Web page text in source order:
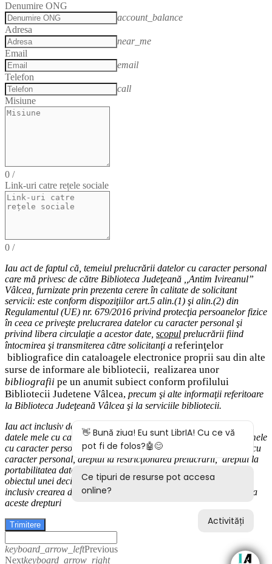
Denumire ONG
account_balance
Adresa
near_me
Email
email
Telefon
call
Misiune
0 /
Link-uri catre rețele sociale
0 /
Iau act de faptul că, temeiul prelucrării datelor cu caracter personal
care mă privesc de către Biblioteca Judeţeană ,,Antim Ivireanul”
Vâlcea, furnizate prin prezenta cerere în calitate de solicitant
servicii: este conform dispoziţiilor art.5 alin.(1) şi alin.(2) din
Regulamentul (UE) nr. 679/2016 privind protecţia persoanelor fizice
în ceea ce priveşte prelucrarea datelor cu caracter personal şi
privind libera circulaţie a acestor date, scopul prelucrării fiind
întocmirea şi transmiterea către solicitanţi a referinţelor
bibliografice din cataloagele electronice proprii sau din alte
surse de informare ale bibliotecii, realizarea unor
bibliografii pe un anumit subiect conform profilului
Bibliotecii Judetene Vâlcea, precum şi alte informaţii referitoare
la Biblioteca Judeţeană Vâlcea şi la serviciile bibliotecii.
Iau act inclusiv de drepturile pe care le am (
dreptul de acces
datele mele cu caracter personal, dreptul la rectificarea datelor mele
cu caracter personal inexacte, dreptul la ştergere
mele cu
caracter personal, dreptul la restricţionarea prelucrării, dreptul la
portabilitatea datelor
obiectul unei decizii bazate exclusiv pe prelucrarea autom
inclusiv crearea de profiluri) şi modalităţile în care-mi pot exercita
aceste drepturi
Trimitere
keyboard_arrow_leftPrevious
Nextkeyboard_arrow_right